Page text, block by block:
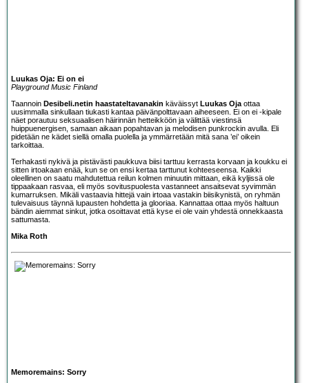
Luukas Oja: Ei on ei
Playground Music Finland
Taannoin Desibeli.netin haastateltavanakin käväissyt Luukas Oja ottaa
uusimmalla sinkullaan tiukasti kantaa päivänpolttavaan aiheeseen. Ei on ei -kipale
näet porautuu seksuaalisen häirinnän hetteikköön ja välittää viestinsä
huippuenergisen, samaan aikaan popahtavan ja melodisen punkrockin avulla. Eli
pidetään ne kädet siellä omalla puolella ja ymmärretään mitä sana ’ei’ oikein
tarkoittaa.
Terhakasti nykivä ja pistävästi paukkuva biisi tarttuu kerrasta korvaan ja koukku ei
sitten irtoakaan enää, kun se on ensi kertaa tarttunut kohteeseensa. Kaikki
oleellinen on saatu mahdutettua reilun kolmen minuutin mittaan, eikä kyljissä ole
tippaakaan rasvaa, eli myös sovituspuolesta vastanneet ansaitsevat syvimmän
kumarruksen. Mikäli vastaavia hittejä vain irtoaa vastakin biisikynistä, on ryhmän
tulevaisuus täynnä lupausten hohdetta ja glooriaa. Kannattaa ottaa myös haltuun
bändin aiemmat sinkut, jotka osoittavat että kyse ei ole vain yhdestä onnekkaasta
sattumasta.
Mika Roth
Memoremains: Sorry